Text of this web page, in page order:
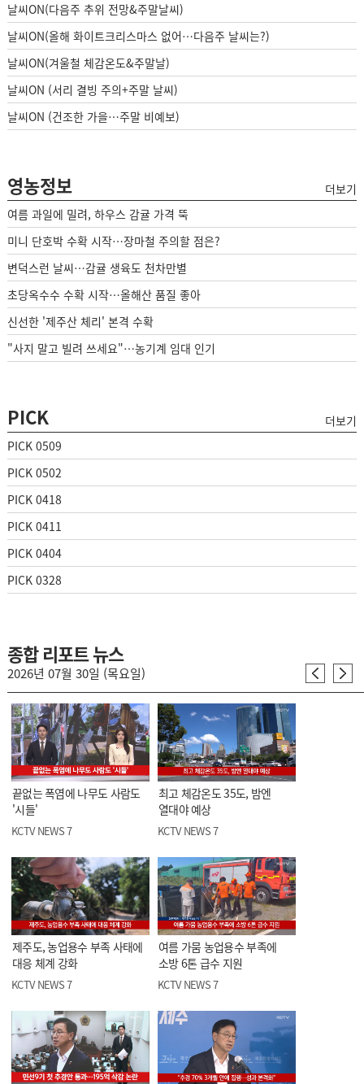
날씨ON(다음주 추위 전망&주말날씨)
날씨ON(올해 화이트크리스마스 없어…다음주 날씨는?)
날씨ON(겨울철 체감온도&주말날)
날씨ON (서리 결빙 주의+주말 날씨)
날씨ON (건조한 가을…주말 비예보)
영농정보
더보기
여름 과일에 밀려, 하우스 감귤 가격 뚝
미니 단호박 수확 시작…장마철 주의할 점은?
변덕스런 날씨…감귤 생육도 천차만별
초당옥수수 수확 시작…올해산 품질 좋아
신선한 '제주산 체리' 본격 수확
"사지 말고 빌려 쓰세요"…농기계 임대 인기
PICK
더보기
PICK 0509
PICK 0502
PICK 0418
PICK 0411
PICK 0404
PICK 0328
종합 리포트 뉴스
2026년 07월 30일 (목요일)
끝없는 폭염에 나무도 사람도
'시들'
KCTV NEWS 7
최고 체감온도 35도, 밤엔
열대야 예상
KCTV NEWS 7
제주도, 농업용수 부족 사태에
대응 체계 강화
KCTV NEWS 7
여름 가뭄 농업용수 부족에
소방 6톤 급수 지원
KCTV NEWS 7